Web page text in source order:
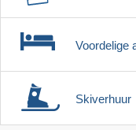
Voordelige
Skiverhuur